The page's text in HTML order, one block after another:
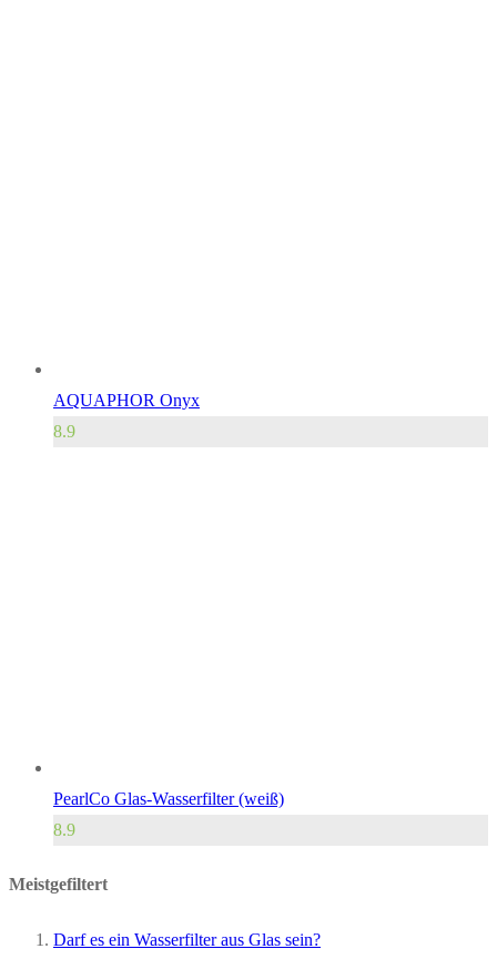
AQUAPHOR Onyx
8.9
PearlCo Glas-Wasserfilter (weiß)
8.9
Meistgefiltert
Darf es ein Wasserfilter aus Glas sein?